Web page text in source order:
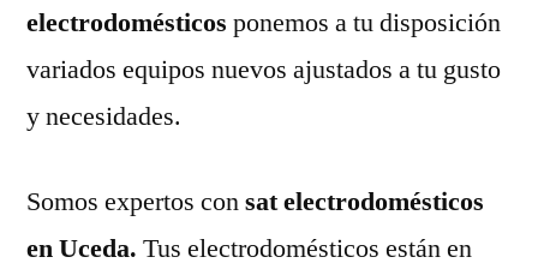
electrodomésticos ponemos a tu disposición
variados equipos nuevos ajustados a tu gusto
y necesidades.
Somos expertos consat electrodomésticos
en Uceda. Tus electrodomésticos están en